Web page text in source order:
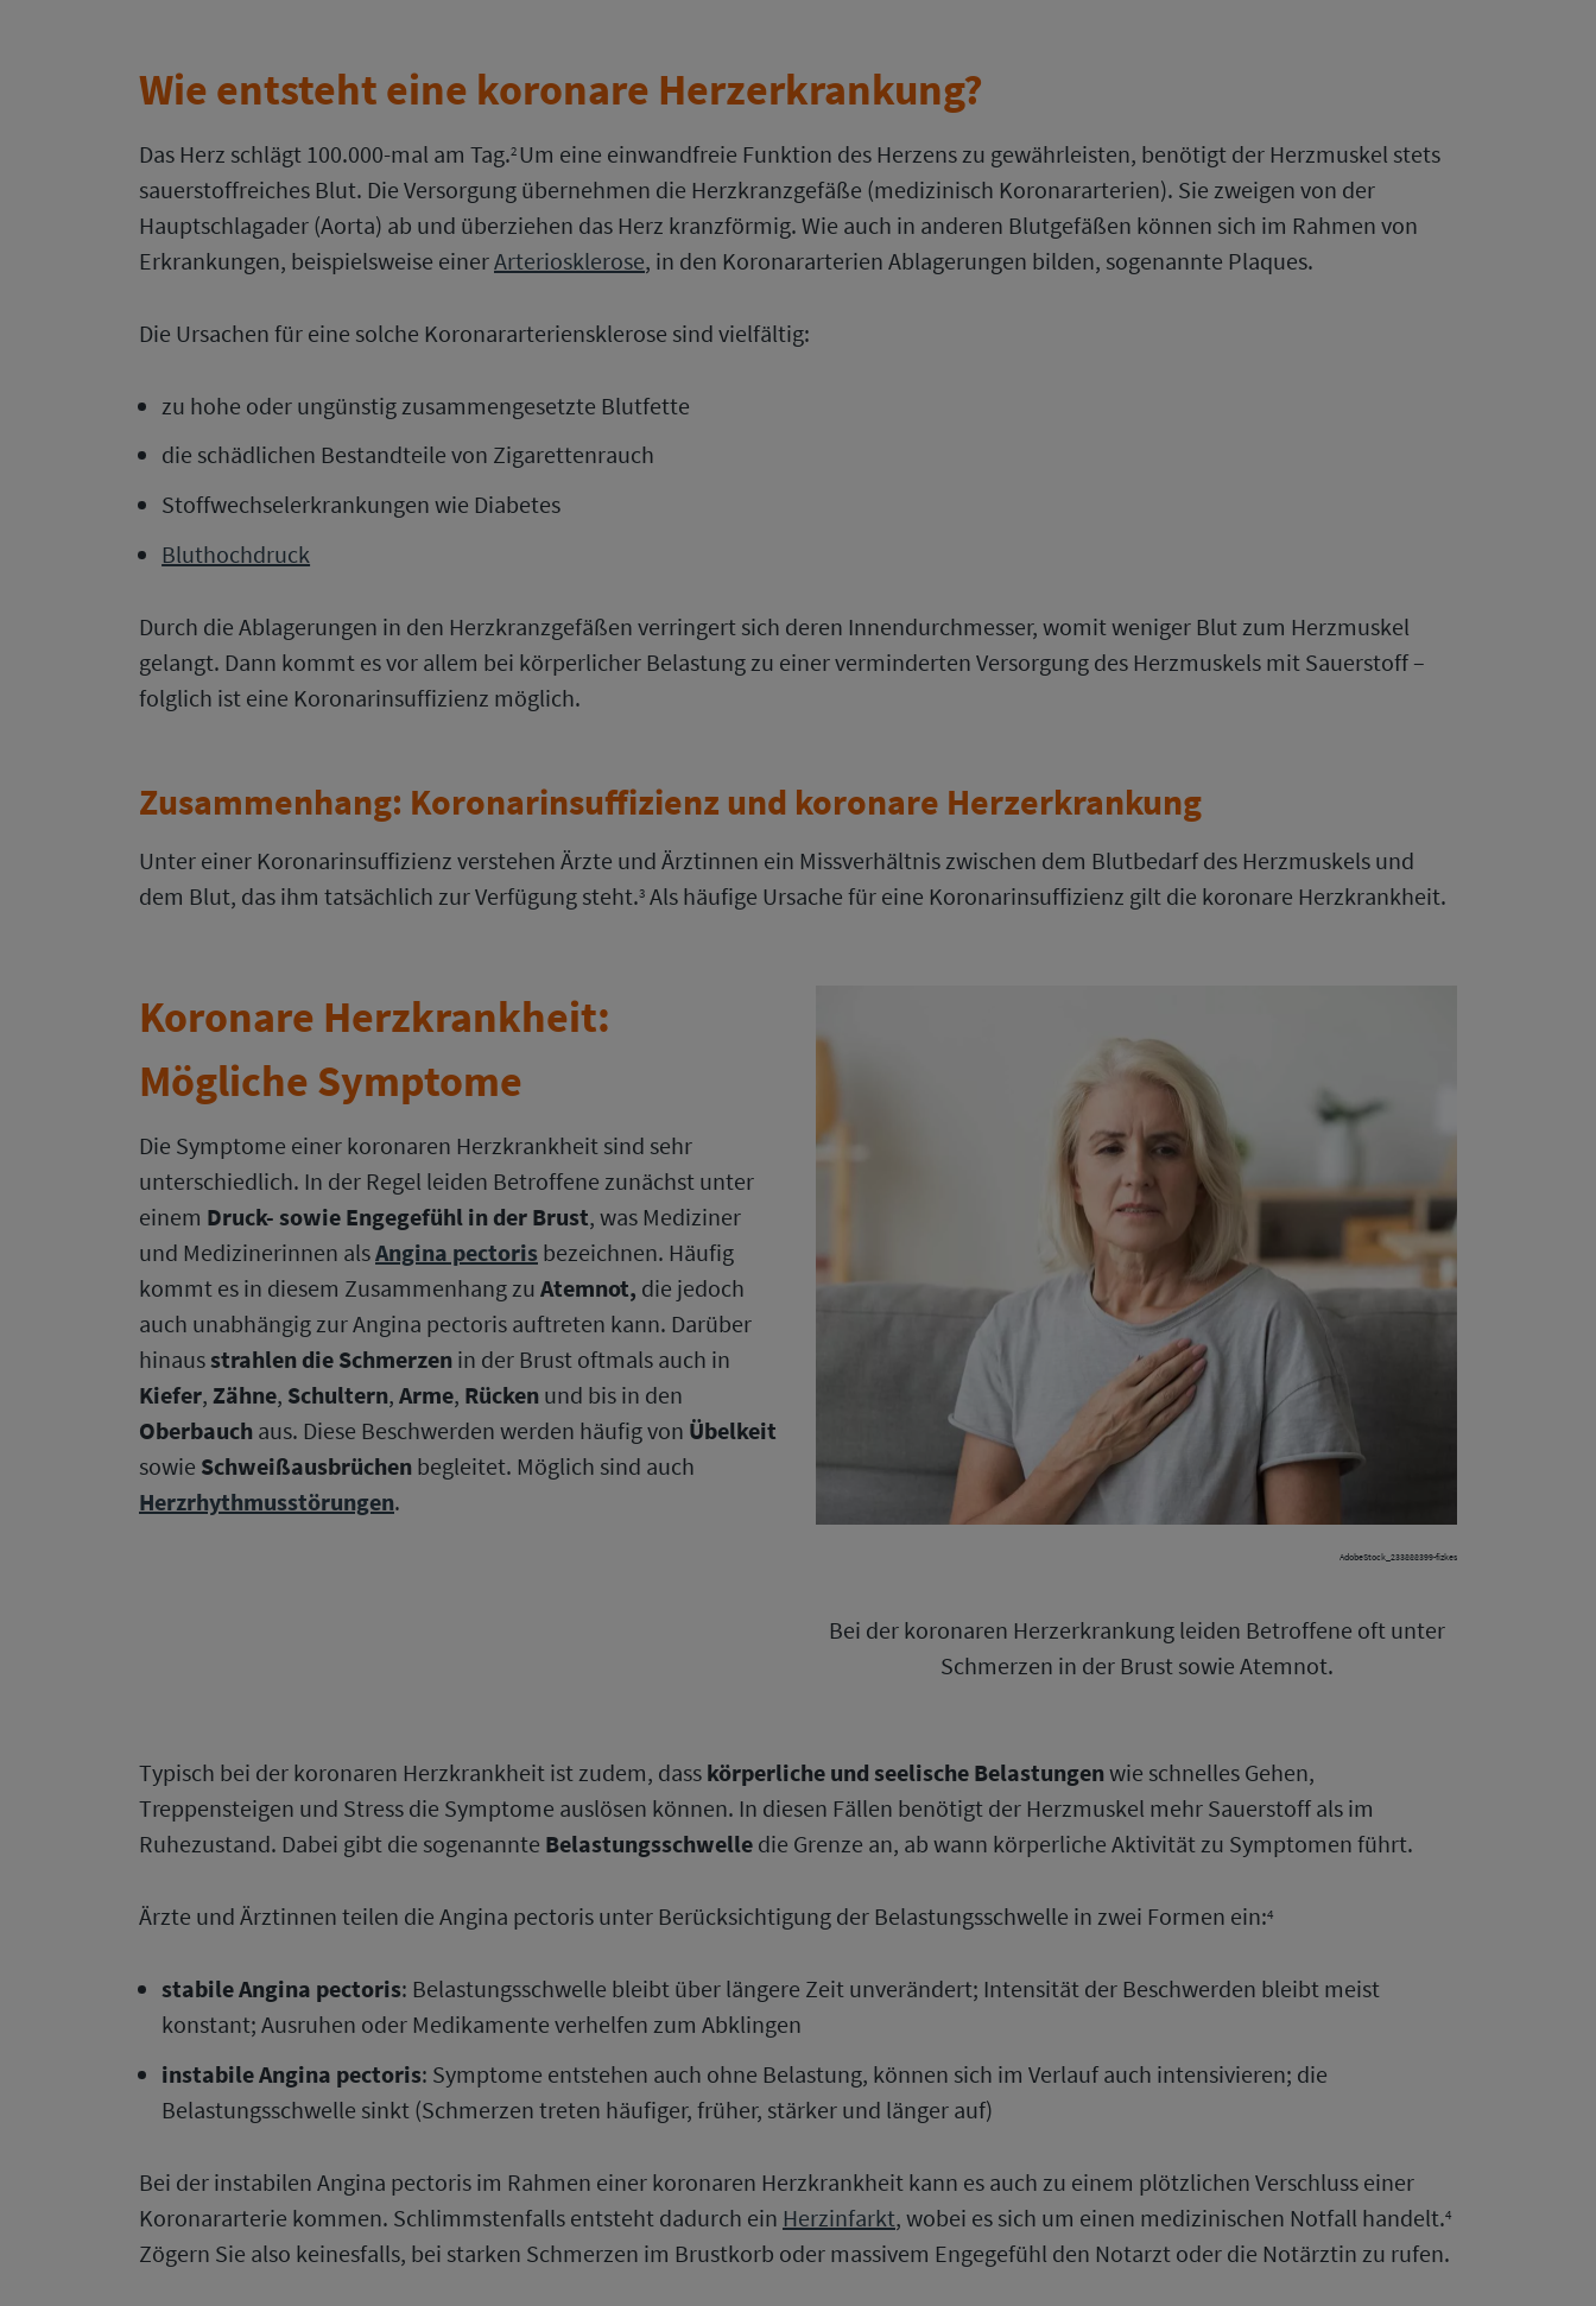
Wie entsteht eine koronare Herzerkrankung?
Das Herz schlägt 100.000-mal am Tag.2 Um eine einwandfreie Funktion des Herzens zu gewährleisten, benötigt der Herzmuskel stets
sauerstoffreiches Blut. Die Versorgung übernehmen die Herzkranzgefäße (medizinisch Koronararterien). Sie zweigen von der
Hauptschlagader (Aorta) ab und überziehen das Herz kranzförmig. Wie auch in anderen Blutgefäßen können sich im Rahmen von
Erkrankungen, beispielsweise einerArteriosklerose, in den Koronararterien Ablagerungen bilden, sogenannte Plaques.
Die Ursachen für eine solche Koronararteriensklerose sind vielfältig:
zu hohe oder ungünstig zusammengesetzte Blutfette
die schädlichen Bestandteile von Zigarettenrauch
Stoffwechselerkrankungen wie Diabetes
Bluthochdruck
Durch die Ablagerungen in den Herzkranzgefäßen verringert sich deren Innendurchmesser, womit weniger Blut zum Herzmuskel
gelangt. Dann kommt es vor allem bei körperlicher Belastung zu einer verminderten Versorgung des Herzmuskels mit Sauerstoff –
folglich ist eine Koronarinsuffizienz möglich.
Zusammenhang: Koronarinsuffizienz und koronare Herzerkrankung
Unter einer Koronarinsuffizienz verstehen Ärzte und Ärztinnen ein Missverhältnis zwischen dem Blutbedarf des Herzmuskels und
dem Blut, das ihm tatsächlich zur Verfügung steht.3 Als häufige Ursache für eine Koronarinsuffizienz gilt die koronare Herzkrankheit.
Koronare Herzkrankheit:
Mögliche Symptome
Die Symptome einer koronaren Herzkrankheit sind sehr
unterschiedlich. In der Regel leiden Betroffene zunächst unter
einem Druck- sowie Engegefühl in der Brust, was Mediziner
und Medizinerinnen alsAngina pectoris bezeichnen. Häufig
kommt es in diesem Zusammenhang zu Atemnot, die jedoch
auch unabhängig zur Angina pectoris auftreten kann. Darüber
hinausstrahlen die Schmerzen in der Brust oftmals auch in
Kiefer, Zähne, Schultern, Arme, Rücken und bis in den
Oberbauch aus. Diese Beschwerden werden häufig von Übelkeit
sowie Schweißausbrüchen begleitet. Möglich sind auch
Herzrhythmusstörungen.
AdobeStock_233888399-fizkes
Bei der koronaren Herzerkrankung leiden Betroffene oft unter
Schmerzen in der Brust sowie Atemnot.
Typisch bei der koronaren Herzkrankheit ist zudem, dass körperliche und seelische Belastungenwie schnelles Gehen,
Treppensteigen und Stress die Symptome auslösen können. In diesen Fällen benötigt der Herzmuskel mehr Sauerstoff als im
Ruhezustand. Dabei gibt die sogenannte Belastungsschwelle die Grenze an, ab wann körperliche Aktivität zu Symptomen führt.
Ärzte und Ärztinnen teilen die Angina pectoris unter Berücksichtigung der Belastungsschwelle in zwei Formen ein:4
stabile Angina pectoris: Belastungsschwelle bleibt über längere Zeit unverändert; Intensität der Beschwerden bleibt meist
konstant; Ausruhen oder Medikamente verhelfen zum Abklingen
instabile Angina pectoris: Symptome entstehen auch ohne Belastung, können sich im Verlauf auch intensivieren; die
Belastungsschwelle sinkt (Schmerzen treten häufiger, früher, stärker und länger auf)
Bei der instabilen Angina pectoris im Rahmen einer koronaren Herzkrankheit kann es auch zu einem plötzlichen Verschluss einer
Koronararterie kommen. Schlimmstenfalls entsteht dadurch ein Herzinfarkt, wobei es sich um einen medizinischen Notfall handelt.4
Zögern Sie also keinesfalls, bei starken Schmerzen im Brustkorb oder massivem Engegefühl den Notarzt oder die Notärztin zu rufen.